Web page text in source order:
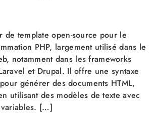
de template open-source pour le
PHP, largement utilisé dans le
notamment dans les frameworks
et Drupal. Il offre une syntaxe
générer des documents HTML,
utilisant des modèles de texte avec
variables. […]